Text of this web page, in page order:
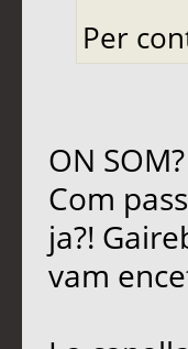
Per
ON SOM?
Com
ja?!
vam